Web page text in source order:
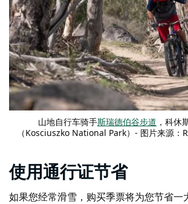
山地自行车骑手斯瑞德伯谷步道 ，科休
（Kosciuszko National Park）- 图片来源：
使用通行证节省
如果您经常滑雪，购买季票将为您节省一